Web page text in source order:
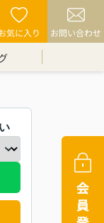
気に入り お問い合わせ